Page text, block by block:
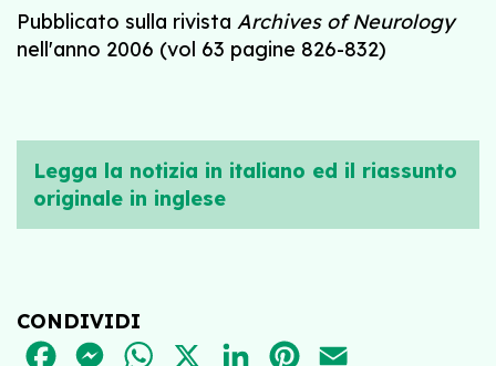
Pubblicato sulla rivista Archives of Neurology
nell'anno 2006 (vol 63 pagine 826-832)
Legga la notizia in italiano ed il riassunto
originale in inglese
CONDIVIDI
FACEBOOKMESSENGER
WHATSAPPLINKEDINPINTEREST